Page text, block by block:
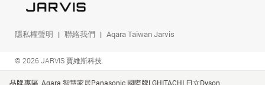
隱私權聲明 聯絡我們 Aqara Taiwan Jarvis
© 2026 JARVIS 賈維斯科技.
品牌專區 Aqara 智慧家居Panasonic 國際牌LGHITACHI 日立Dyson